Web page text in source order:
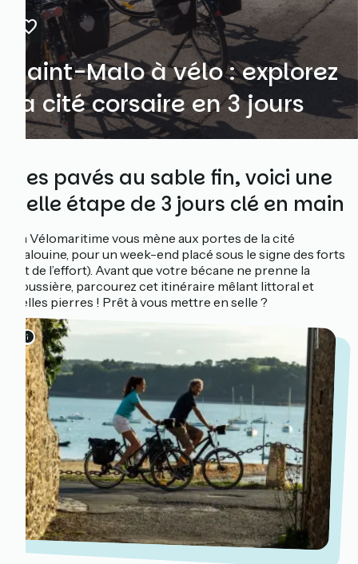
Saint-Malo à vélo : explorez
la cité corsaire en 3 jours
Des pavés au sable fin, voici une
belle étape de 3 jours clé en main
La Vélomaritime vous mène aux portes de la cité
malouine, pour un week-end placé sous le signe des forts
(et de l’effort). Avant que votre bécane ne prenne la
poussière, parcourez cet itinéraire mêlant littoral et
belles pierres ! Prêt à vous mettre en selle ?